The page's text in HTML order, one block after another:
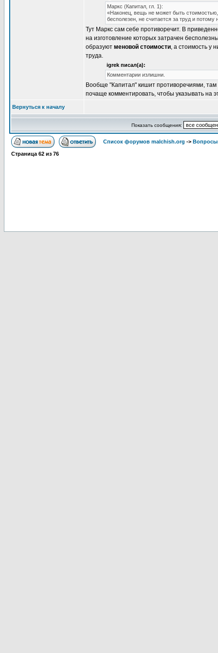
Маркс (Капитал, гл. 1):
«Наконец, вещь не может быть
бесполезен, не считается за труд и потому
Тут Маркс сам себе противоречит. В
на изготовление которых затрачен
образуют меновой стоимости, а стоимость у
труда.
igrek писал(а):
Комментарии излишни.
Вообще "Капитал" кишит противоречиями, там
почаще комментировать, чтобы указывать на
Вернуться к началу
Показать сообщения:
Список форумов malchish.org -> Вопросы
Страница 62 из 76